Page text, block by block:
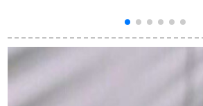
滑り止めに强いクラ
シカルなジェームズ
のスポートレート
中藍噴314996
314996-455煙台DB 2